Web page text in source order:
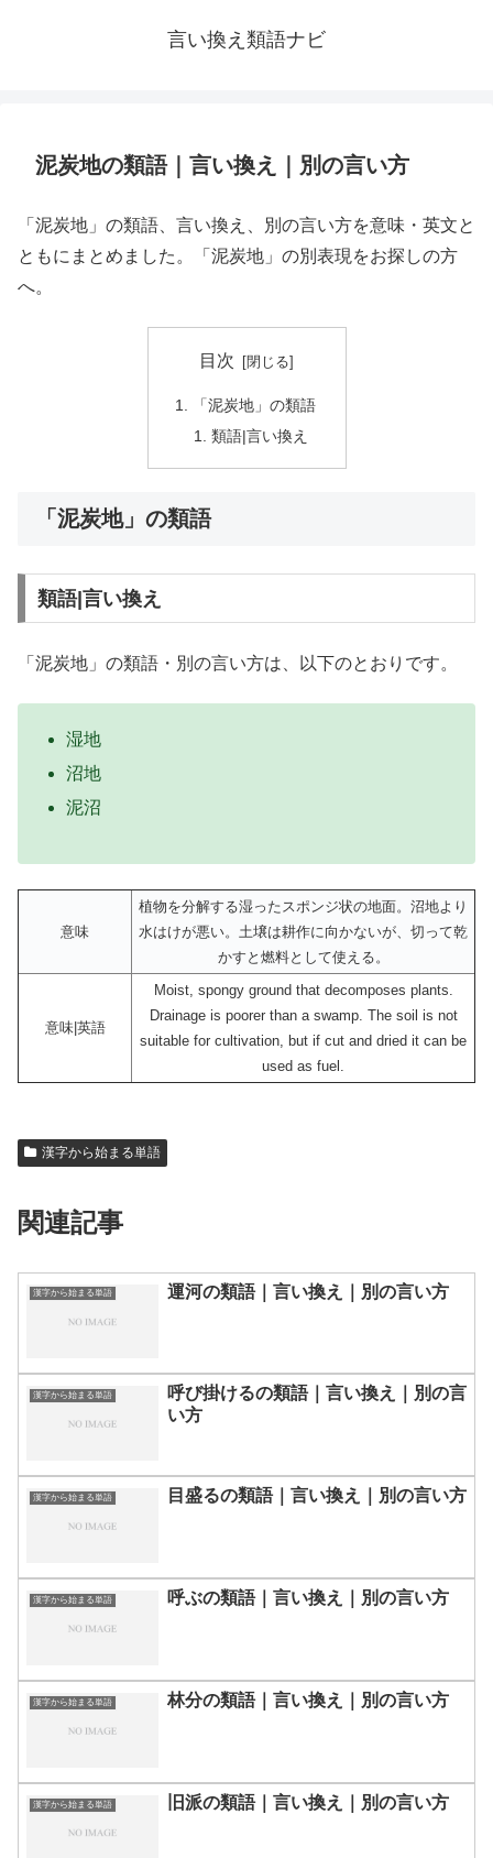
言い換え類語ナビ
泥炭地の類語｜言い換え｜別の言い方
「泥炭地」の類語、言い換え、別の言い方を意味・英文と
ともにまとめました。「泥炭地」の別表現をお探しの方
へ。
目次
「泥炭地」の類語
類語|言い換え
「泥炭地」の類語
類語|言い換え
「泥炭地」の類語・別の言い方は、以下のとおりです。
湿地
沼地
泥沼
意味
植物を分解する湿ったスポンジ状の地面。沼地より
水はけが悪い。土壌は耕作に向かないが、切って乾
かすと燃料として使える。
意味|英語
Moist, spongy ground that decomposes plants.
Drainage is poorer than a swamp. The soil is not
suitable for cultivation, but if cut and dried it can be
used as fuel.
漢字から始まる単語
関連記事
漢字から始まる単語 運河の類語｜言い換え｜別の言い方
漢字から始まる単語
呼び掛けるの類語｜言い換え｜別の言
い方
漢字から始まる単語 目盛るの類語｜言い換え｜別の言い方
漢字から始まる単語 呼ぶの類語｜言い換え｜別の言い方
漢字から始まる単語 林分の類語｜言い換え｜別の言い方
漢字から始まる単語 旧派の類語｜言い換え｜別の言い方